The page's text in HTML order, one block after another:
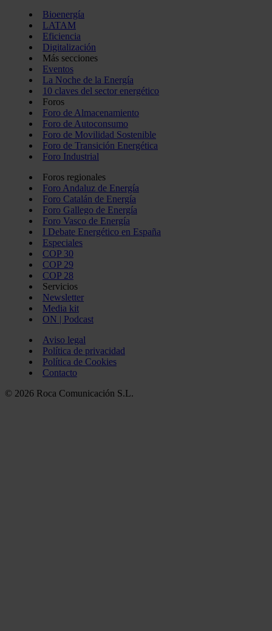
Bioenergía
LATAM
Eficiencia
Digitalización
Más secciones
Eventos
La Noche de la Energía
10 claves del sector energético
Foros
Foro de Almacenamiento
Foro de Autoconsumo
Foro de Movilidad Sostenible
Foro de Transición Energética
Foro Industrial
Foros regionales
Foro Andaluz de Energía
Foro Catalán de Energía
Foro Gallego de Energía
Foro Vasco de Energía
I Debate Energético en España
Especiales
COP 30
COP 29
COP 28
Servicios
Newsletter
Media kit
ON | Podcast
Aviso legal
Política de privacidad
Política de Cookies
Contacto
© 2026 Roca Comunicación S.L.